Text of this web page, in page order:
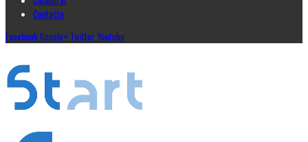
Contacto
FacebookGoogle+ TwitterYoutube